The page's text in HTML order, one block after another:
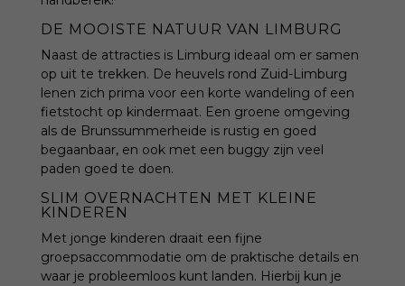
DE MOOISTE NATUUR VAN LIMBURG
Naast de attracties is Limburg ideaal om er samen
op uit te trekken. De heuvels rond Zuid-Limburg
lenen zich prima voor een korte wandeling of een
fietstocht op kindermaat. Een groene omgeving
als de Brunssummerheide is rustig en goed
begaanbaar, en ook met een buggy zijn veel
paden goed te doen.
SLIM OVERNACHTEN MET KLEINE
KINDEREN
Met jonge kinderen draait een fijne
groepsaccommodatie om de praktische details en
waar je probleemloos kunt landen. Hierbij kun je